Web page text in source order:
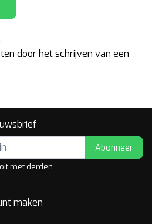
door het schrijven van een
Abonneer
met derden
maken